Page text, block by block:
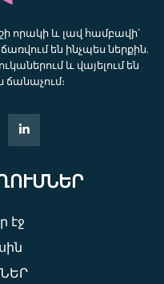
որակի և լավ համբավի՝
են ինչպես ներքին,
և վայելում են
էջ